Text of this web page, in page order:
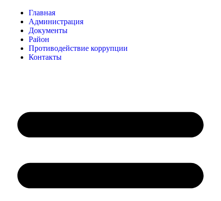
Главная
Администрация
Документы
Район
Противодействие коррупции
Контакты